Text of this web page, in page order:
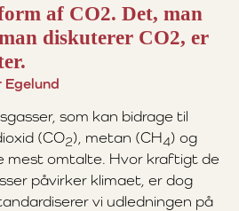
af CO2. Det, man
diskuterer CO2, er
Egelund
som kan bidrage til
(CO2), metan (CH4) og
mest omtalte. Hvor kraftigt de
påvirker klimaet, er dog
vi udledningen på